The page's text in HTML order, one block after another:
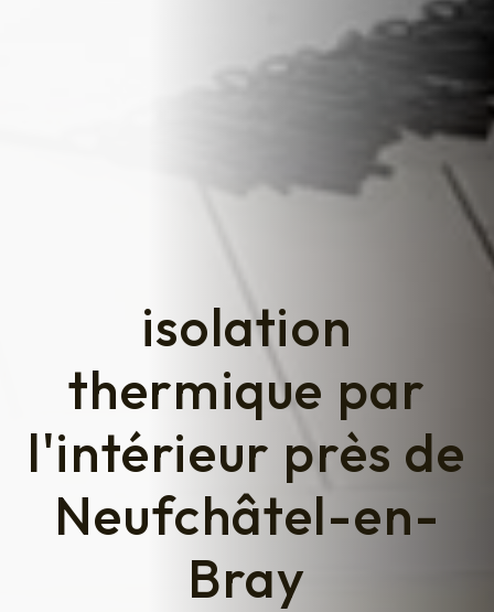
isolation
thermique par
l'intérieur près de
Neufchâtel-en-
Bray